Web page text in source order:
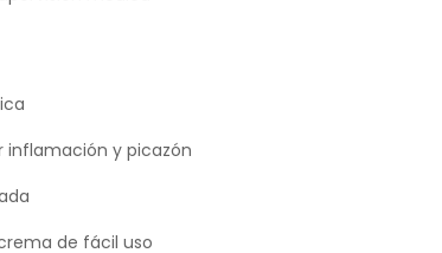
inflamación y picazón
de fácil uso